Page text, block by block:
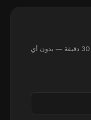
يتضمن مكالمة استكشاف مجانية لمدة 30 دقيقة — بدون أي